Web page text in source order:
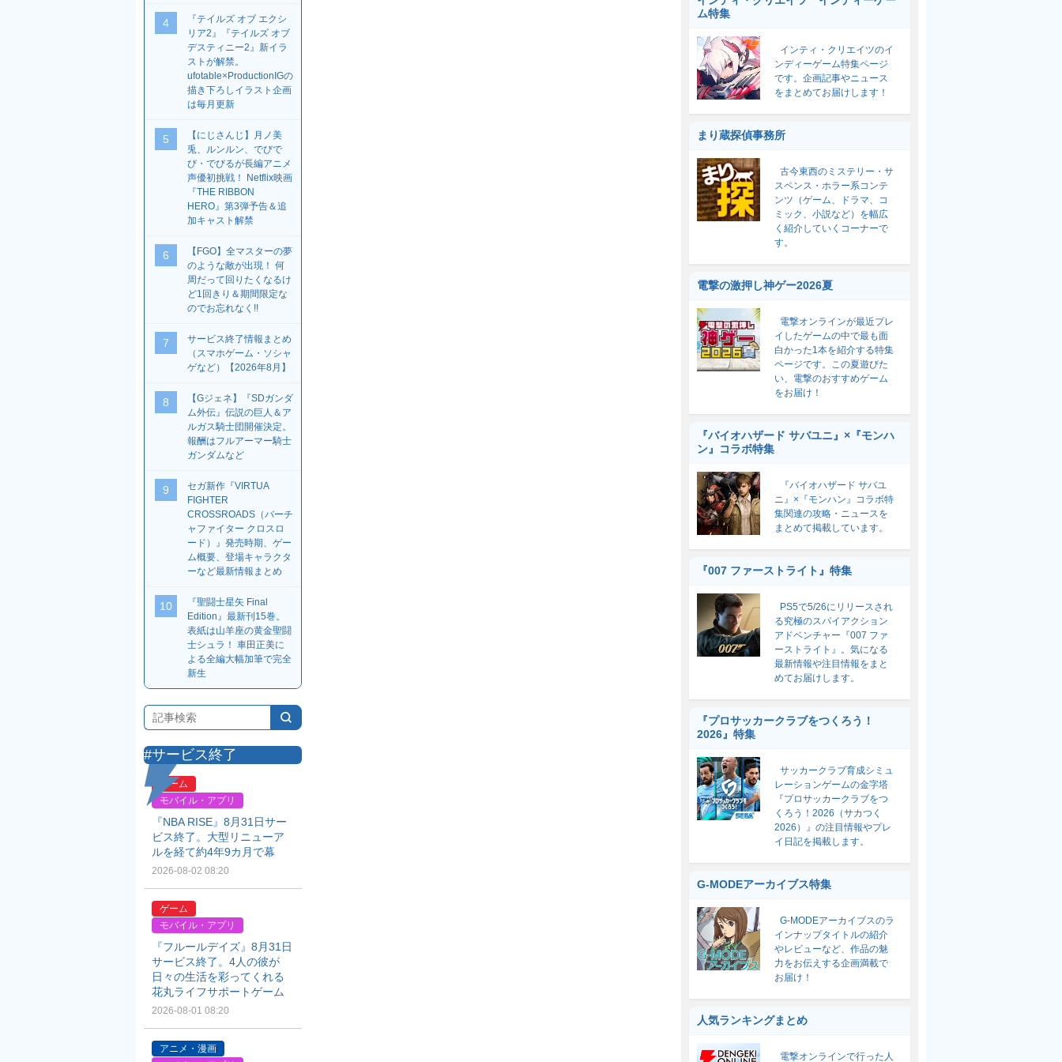
4
『テイルズ オブ エクシ
リア2』『テイルズ オブ
デスティニー2』新イラ
ストが解禁。
ufotable×ProductionIGの
描き下ろしイラスト企画
は毎月更新
5
【にじさんじ】月ノ美
兎、ルンルン、でびで
び・でびるが長編アニメ
声優初挑戦！ Netflix映画
『THE RIBBON
HERO』第3弾予告＆追
加キャスト解禁
6
【FGO】全マスターの夢
のような敵が出現！ 何
周だって回りたくなるけ
ど1回きり＆期間限定な
のでお忘れなく!!
7
サービス終了情報まとめ
（スマホゲーム・ソシャ
ゲなど）【2026年8月】
8
【Gジェネ】『SDガンダ
ム外伝』伝説の巨人＆ア
ルガス騎士団開催決定。
報酬はフルアーマー騎士
ガンダムなど
9
セガ新作『VIRTUA
FIGHTER
CROSSROADS（バーチ
ャファイター クロスロ
ード）』発売時期、ゲー
ム概要、登場キャラクタ
ーなど最新情報まとめ
10
『聖闘士星矢 Final
Edition』最新刊15巻。
表紙は山羊座の黄金聖闘
士シュラ！ 車田正美に
よる全編大幅加筆で完全
新生
#サービス終了
ゲーム
モバイル・アプリ
『NBA RISE』8月31日サー
ビス終了。大型リニューア
ルを経て約4年9カ月で幕
2026-08-02 08:20
ゲーム
モバイル・アプリ
『フルールデイズ』8月31日
サービス終了。4人の彼が
日々の生活を彩ってくれる
花丸ライフサポートゲーム
2026-08-01 08:20
アニメ・漫画
ム特集
インティ・クリエイツのイ
ンディーゲーム特集ページ
です。企画記事やニュース
をまとめてお届けします！
まり蔵探偵事務所
古今東西のミステリー・サ
スペンス・ホラー系コンテ
ンツ（ゲーム、ドラマ、コ
ミック、小説など）を幅広
く紹介していくコーナーで
す。
電撃の激押し神ゲー2026夏
電撃オンラインが最近プレ
イしたゲームの中で最も面
白かった1本を紹介する特集
ページです。この夏遊びた
い、電撃のおすすめゲーム
をお届け！
『バイオハザード サバユニ』×『モンハ
ン』コラボ特集
『バイオハザード サバユ
ニ』×『モンハン』コラボ特
集関連の攻略・ニュースを
まとめて掲載しています。
『007 ファーストライト』特集
PS5で5/26にリリースされ
る究極のスパイアクション
アドベンチャー『007 ファ
ーストライト』。気になる
最新情報や注目情報をまと
めてお届けします。
『プロサッカークラブをつくろう！
2026』特集
サッカークラブ育成シミュ
レーションゲームの金字塔
『プロサッカークラブをつ
くろう！2026（サカつく
2026）』の注目情報やプレ
イ日記を掲載します。
G-MODEアーカイブス特集
G-MODEアーカイブスのラ
インナップタイトルの紹介
やレビューなど、作品の魅
力をお伝えする企画満載で
お届け！
人気ランキングまとめ
電撃オンラインで行った人